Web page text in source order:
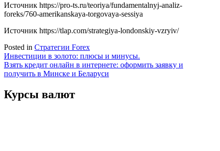
Источник https://pro-ts.ru/teoriya/fundamentalnyj-analiz-
foreks/760-amerikanskaya-torgovaya-sessiya
Источник https://tlap.com/strategiya-londonskiy-vzryiv/
Posted in Стратегии Forex
Навигация
по
Инвестиции в золото: плюсы и минусы.
Взять кредит онлайн в интернете: оформить заявку и
получить в Минске и Беларуси
Курсы валют